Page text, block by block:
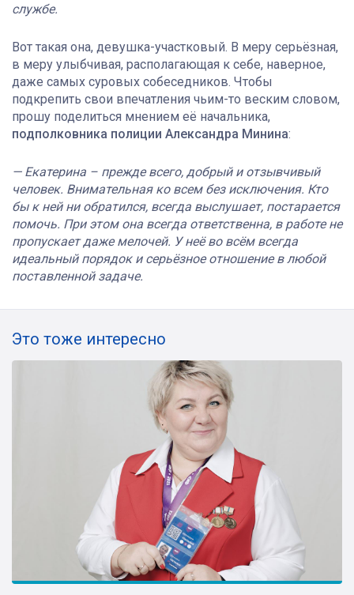
службе.
Вот такая она, девушка-участковый. В меру серьёзная,
в меру улыбчивая, располагающая к себе, наверное,
даже самых суровых собеседников. Чтобы
подкрепить свои впечатления чьим-то веским словом,
прошу поделиться мнением её начальника,
подполковника полиции Александра Минина:
—Екатерина – прежде всего, добрый и отзывчивый
человек. Внимательная ко всем без исключения. Кто
бы к ней ни обратился, всегда выслушает, постарается
помочь. При этом она всегда ответственна, в работе не
пропускает даже мелочей. У неё во всём всегда
идеальный порядок и серьёзное отношение в любой
поставленной задаче.
Это тоже интересно